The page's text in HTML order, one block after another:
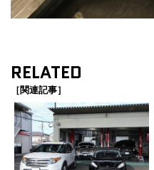
RELATED
［関連記事］